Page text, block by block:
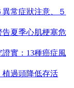
常症狀注意、５
夏季心肌梗塞危
實：13種癌症風
過頭降低存活